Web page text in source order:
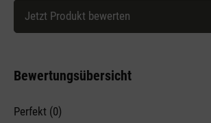
Jetzt Produkt bewerten
Bewertungsübersicht
Perfekt (0)